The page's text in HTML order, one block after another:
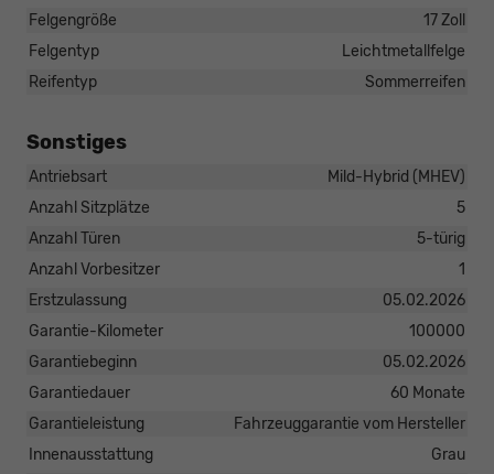
Felgengröße
17 Zoll
Felgentyp
Leichtmetallfelge
Reifentyp
Sommerreifen
Sonstiges
Antriebsart
Mild-Hybrid (MHEV)
Anzahl Sitzplätze
5
Anzahl Türen
5-türig
Anzahl Vorbesitzer
1
Erstzulassung
05.02.2026
Garantie-Kilometer
100000
Garantiebeginn
05.02.2026
Garantiedauer
60 Monate
Garantieleistung
Fahrzeuggarantie vom Hersteller
Innenausstattung
Grau